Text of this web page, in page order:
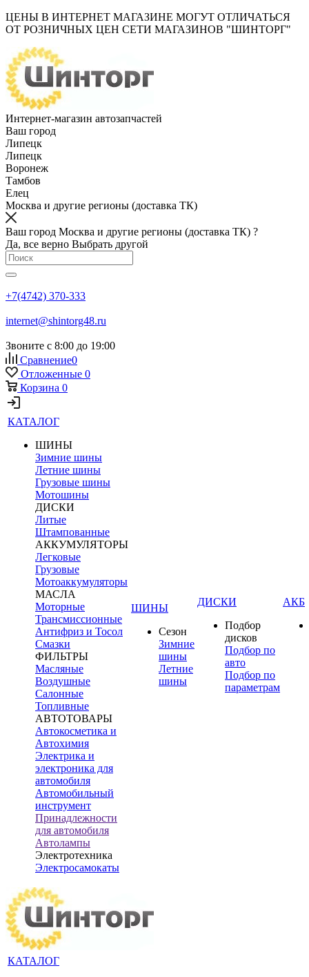
ЦЕНЫ В ИНТЕРНЕТ МАГАЗИНЕ МОГУТ ОТЛИЧАТЬСЯ
ОТ РОЗНИЧНЫХ ЦЕН СЕТИ МАГАЗИНОВ "ШИНТОРГ"
Интернет-магазин автозапчастей
Ваш город
Липецк
Липецк
Воронеж
Тамбов
Елец
Москва и другие регионы (доставка ТК)
Ваш город Москва и другие регионы (доставка ТК) ?
Да, все верно Выбрать другой
+7(4742) 370-333
internet@shintorg48.ru
Звоните с 8:00 до 19:00
Сравнение0
Отложенные 0
Корзина 0
КАТАЛОГ
ШИНЫ
Зимние шины
Летние шины
Грузовые шины
Мотошины
ДИСКИ
Литые
Штампованные
АККУМУЛЯТОРЫ
Легковые
Грузовые
Мотоаккумуляторы
МАСЛА
Моторные
Трансмиссионные
Антифриз и Тосол
Смазки
ФИЛЬТРЫ
Масляные
Воздушные
Салонные
Топливные
АВТОТОВАРЫ
Автокосметика и
Автохимия
Электрика и
электроника для
автомобиля
Автомобильный
инструмент
Принадлежности
для автомобиля
Автолампы
Электротехника
Электросамокаты
ШИНЫ
Сезон
Зимние
шины
Летние
шины
ДИСКИ
Подбор
дисков
Подбор по
авто
Подбор по
параметрам
АКБ
КАТАЛОГ